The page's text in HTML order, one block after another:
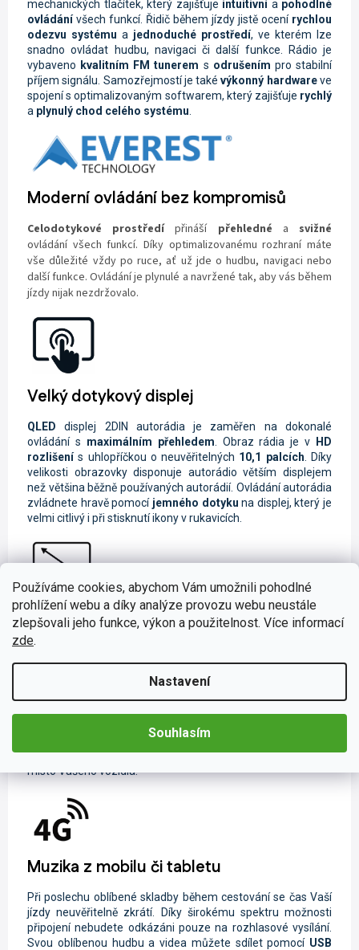
Používáme cookies, abychom Vám umožnili pohodlné
prohlížení webu a díky analýze provozu webu neustále
zlepšovali jeho funkce, výkon a použitelnost. Více informací
zde.
Nastavení
Souhlasím
mechanických tlačítek, který zajišťuje intuitivní a pohodlné
ovládánívšech funkcí. Řidič během jízdy jistě ocení rychlou
odezvu systému a jednoduché prostředí, ve kterém lze
snadno ovládat hudbu, navigaci či další funkce. Rádio je
vybaveno kvalitním FM tunerem s odrušením pro stabilní
příjem signálu. Samozřejmostí je takévýkonný hardwareve
spojení s optimalizovaným softwarem, který zajišťuje rychlý
a plynulý chod celého systému.
Moderní ovládání bez kompromisů
Celodotykové prostředípřinášípřehledné a svižné
ovládání všech funkcí. Díky optimalizovanému rozhraní máte
vše důležité vždy po ruce, ať už jde o hudbu, navigaci nebo
další funkce. Ovládání je plynulé a navržené tak, aby vás během
jízdy nijak nezdržovalo.
Velký dotykový displej
QLEDdisplej
2DIN autorádia je zaměřen na dokonalé
ovládání s maximálním přehledem . Obraz rádia je v HD
rozlišenís uhlopříčkou o neuvěřitelných 10,1 palcích . Díky
velikosti obrazovky disponuje autorádio větším displejem
než většina běžně používaných autorádií. Ovládání autorádia
zvládnete hravě pomocí jemného dotyku na displej, který je
velmi citlivý i při stisknutí ikony v rukavicích.
Ponořte se do 4G sítě
Cesta se díky
například jednodušetelefonovatprostřednictvím
přehrávatonline skladby
aktuální dopravní situaci
4G modulu. Obleskový přenos dat
postarají4G antény, které lzejednoduše umístitna skryté
místo Vašeho vozidla.
Muzika z mobilu či tabletu
Při poslechu oblíbené skladby během cestování se čas Vaší
jízdy neuvěřitelně zkrátí. Díky širokému spektru možnosti
připojení nebudete odkázáni pouze na rozhlasové vysílání.
Svou oblíbenou hudbu a videa můžete sdílet pomocí USB